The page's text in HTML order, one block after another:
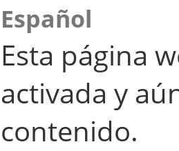
Español
Esta página
activada y
contenido.